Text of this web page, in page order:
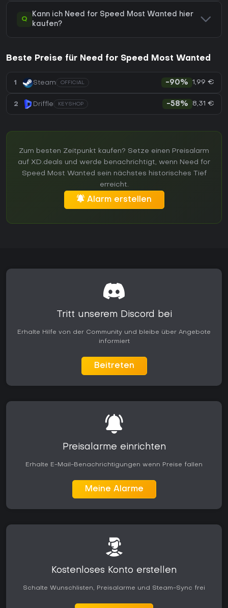
Q
Kann ich Need for Speed Most Wanted hier
kaufen?
Beste Preise für Need for Speed Most Wanted
1 Steam OFFICIAL -90% 1,99 €
2 Driffle KEYSHOP -58% 8,31 €
Zum besten Zeitpunkt kaufen? Setze einen Preisalarm
auf XD.deals und werde benachrichtigt, wenn Need for
Speed Most Wanted sein nächstes historisches Tief
erreicht.
Alarm erstellen
Tritt unserem Discord bei
Erhalte Hilfe von der Community und bleibe über Angebote
informiert
Beitreten
Preisalarme einrichten
Erhalte E-Mail-Benachrichtigungen wenn Preise fallen
Meine Alarme
Kostenloses Konto erstellen
Schalte Wunschlisten, Preisalarme und Steam-Sync frei